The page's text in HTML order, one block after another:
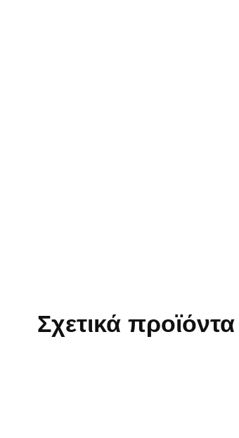
Σχετικά προϊόντα